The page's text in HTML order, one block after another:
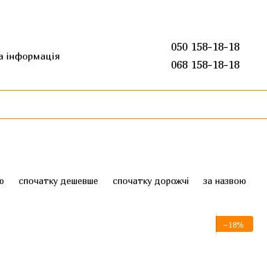
інформація
050 158-18-18
068 158-18-18
спочатку дешевше спочатку дорожчі за назвою
−18%